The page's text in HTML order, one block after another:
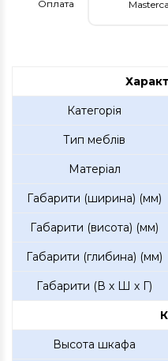
Оплата
Категорія
Тип меблів
Матеріал
Габарити (ширина) (мм)
Габарити (висота) (мм)
Габарити (глибина) (мм)
Габарити (В х Ш х Г)
Высота шкафа